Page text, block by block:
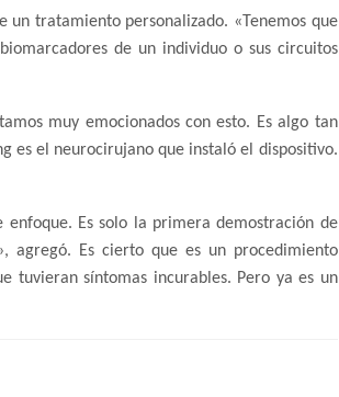
un tratamiento personalizado. «Tenemos que
de un individuo o sus circuitos
muy emocionados con esto. Es algo tan
es el neurocirujano que instaló el dispositivo.
Es solo la primera demostración de
agregó. Es cierto que es un procedimiento
tuvieran síntomas incurables. Pero ya es un